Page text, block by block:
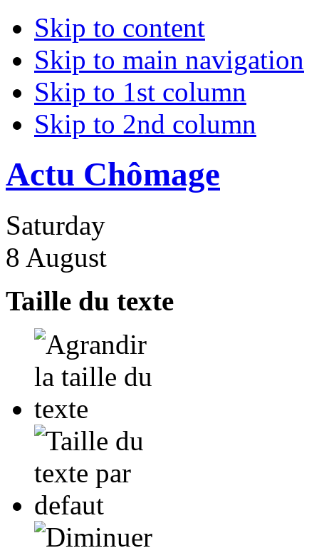
Skip to content
Skip to main navigation
Skip to 1st column
Skip to 2nd column
Actu Chômage
Saturday
8 August
Taille du texte